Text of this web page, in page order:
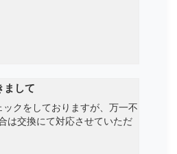
まして
クをしておりますが、万一不
は交換にて対応させていただ